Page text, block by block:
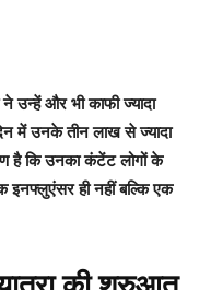
ने उन्हें और भी काफी ज्यादा
में उनके तीन लाख से ज्यादा
है कि उनका कंटेंट लोगों के
इनफ्लुएंसर ही नहीं बल्कि एक